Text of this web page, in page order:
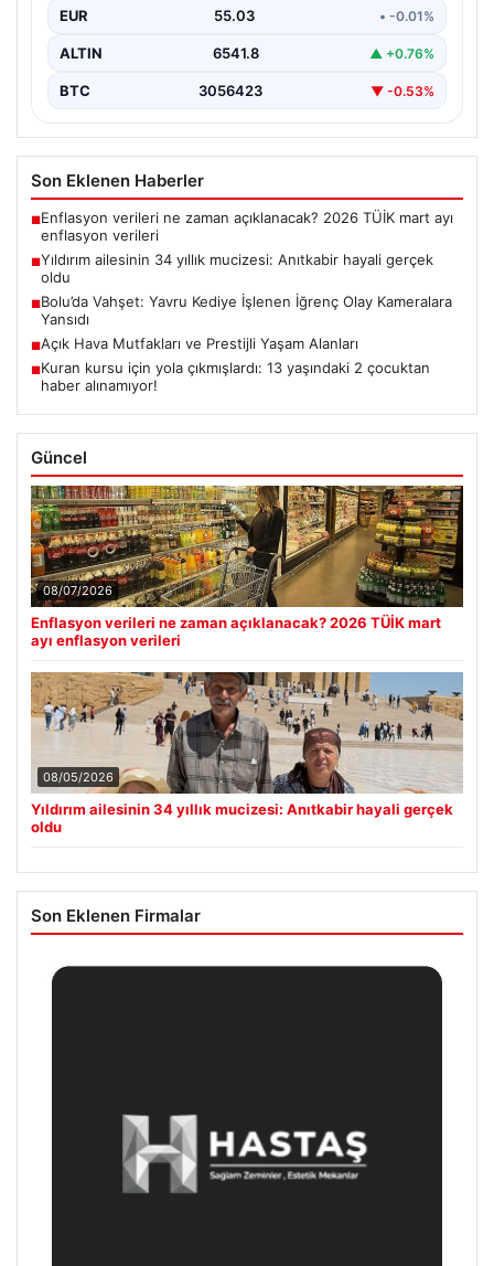
EUR 55.03 • -0.01%
ALTIN 6541.8 ▲ +0.76%
BTC 3056423 ▼ -0.53%
Son Eklenen Haberler
■Enflasyon verileri ne zaman açıklanacak? 2026 TÜİK mart ayı
enflasyon verileri
■Yıldırım ailesinin 34 yıllık mucizesi: Anıtkabir hayali gerçek
oldu
■Bolu’da Vahşet: Yavru Kediye İşlenen İğrenç Olay Kameralara
Yansıdı
■Açık Hava Mutfakları ve Prestijli Yaşam Alanları
■Kuran kursu için yola çıkmışlardı: 13 yaşındaki 2 çocuktan
haber alınamıyor!
Güncel
08/07/2026
Enflasyon verileri ne zaman açıklanacak? 2026 TÜİK mart
ayı enflasyon verileri
08/05/2026
Yıldırım ailesinin 34 yıllık mucizesi: Anıtkabir hayali gerçek
oldu
Son Eklenen Firmalar